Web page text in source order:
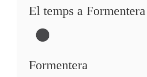
El temps a Formentera
Formentera